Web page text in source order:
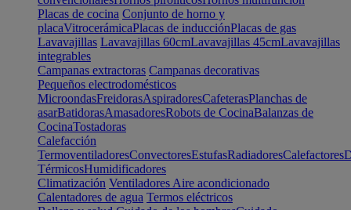
Placas de cocina Conjunto de horno y
placaVitrocerámicaPlacas de inducciónPlacas de gas
Lavavajillas Lavavajillas 60cmLavavajillas 45cmLavavajillas
integrables
Campanas extractoras Campanas decorativas
Pequeños electrodomésticos
MicroondasFreidorasAspiradoresCafeterasPlanchas de
asarBatidorasAmasadoresRobots de CocinaBalanzas de
CocinaTostadoras
Calefacción
TermoventiladoresConvectoresEstufasRadiadoresCalefactores
TérmicosHumidificadores
Climatización Ventiladores Aire acondicionado
Calentadores de agua Termos eléctricos